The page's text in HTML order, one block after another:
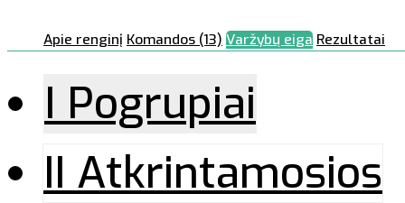
Apie renginį Komandos (13) Varžybų eiga Rezultatai
I Pogrupiai
II Atkrintamosios